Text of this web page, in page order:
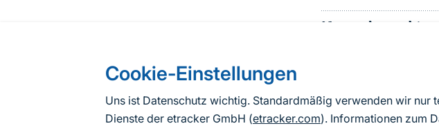
Cookie-Einstellungen
Uns ist Datenschutz wichtig. Standardmäßig verwenden wir
Dienste der etracker GmbH (etracker.com). Informationen zum
Naturschutzgebiete
sonst.